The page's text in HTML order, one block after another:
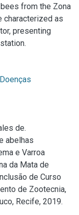
from the Zona
characterized as
presenting
Doenças
de.
abelhas
e Varroa
da Mata de
de Curso
de Zootecnia,
Recife, 2019.